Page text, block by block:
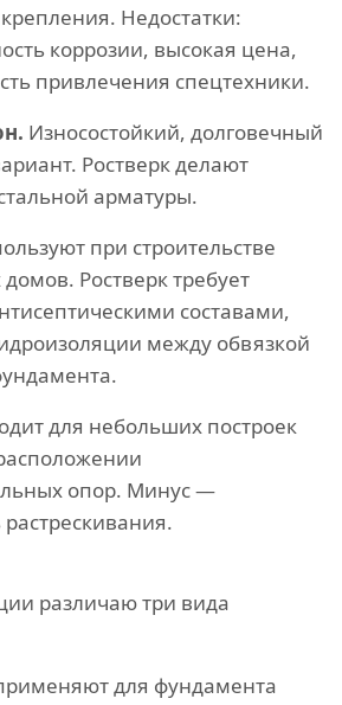
Недостатки:
коррозии, высокая цена,
привлечения спецтехники.
Износостойкий, долговечный
Ростверк делают
арматуры.
при строительстве
Ростверк требует
составами,
между обвязкой
для небольших построек
опор. Минус —
растрескивания.
различаю три вида
для фундамента